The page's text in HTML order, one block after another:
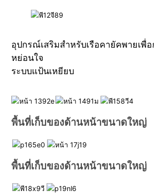
อุปกรณ์เสริมสำหรับเรือคายัคพายเพื่
หย่อนใจ
ระบบแป้นเหยียบ
พื้นที่เก็บของด้านหน้าขนาดใหญ่
พื้นที่เก็บของด้านหน้าขนาดใหญ่